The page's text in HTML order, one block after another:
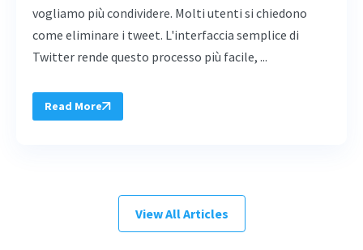
vogliamo più condividere. Molti utenti si chiedono
come eliminare i tweet. L'interfaccia semplice di
Twitter rende questo processo più facile, ...
Read More
View All Articles